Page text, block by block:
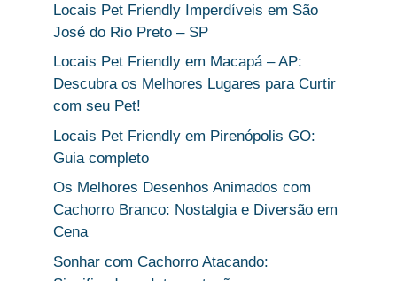
Locais Pet Friendly Imperdíveis em São
José do Rio Preto – SP
Locais Pet Friendly em Macapá – AP:
Descubra os Melhores Lugares para Curtir
com seu Pet!
Locais Pet Friendly em Pirenópolis GO:
Guia completo
Os Melhores Desenhos Animados com
Cachorro Branco: Nostalgia e Diversão em
Cena
Sonhar com Cachorro Atacando: